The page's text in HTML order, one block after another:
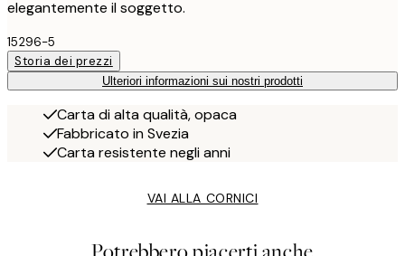
elegantemente il soggetto.
15296-5
Storia dei prezzi
Ulteriori informazioni sui nostri prodotti
Carta di alta qualità, opaca
Fabbricato in Svezia
Carta resistente negli anni
VAI ALLA CORNICI